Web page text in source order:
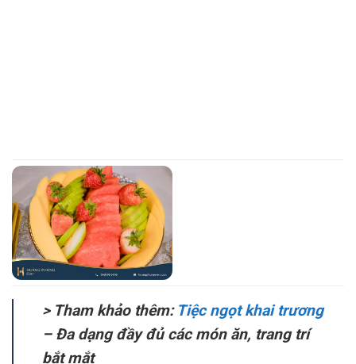
> Tham khảo thêm: Tiệc ngọt khai trương
– Đa dạng đầy đủ các món ăn, trang trí
bắt mắt